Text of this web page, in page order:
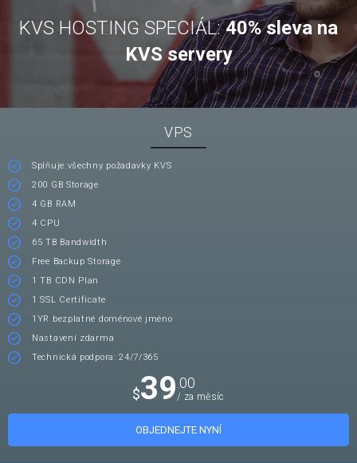
KVS HOSTING SPECIÁL:40% sleva na
KVS servery
VPS
Splňuje všechny požadavky KVS
200 GB Storage
4 GB RAM
4 CPU
65 TB Bandwidth
Free Backup Storage
1 TB CDN Plan
1 SSL Certificate
1YR bezplatné doménové jméno
Nastavení zdarma
Technická podpora: 24/7/365
$39.00
/ za měsíc
OBJEDNEJTE NYNÍ